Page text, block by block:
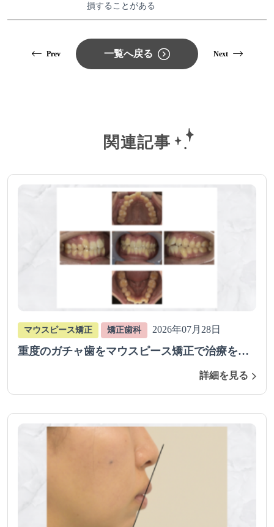
損することがある
Prev 一覧へ戻る Next
関連記事
マウスピース矯正 矯正歯科 2026年07月28日
重度のガチャ歯をマウスピース矯正で治療を行
詳細を見る